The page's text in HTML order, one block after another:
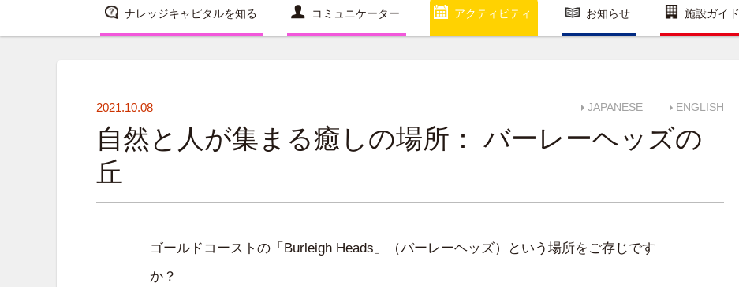
ナレッジキャピタルを知る コミュニケーター アクティビティ お知らせ 施設ガイド
JAPANESE ENGLISH
2021.10.08
自然と人が集まる癒しの場所： バーレーヘッズの
丘
ゴールドコーストの「Burleigh Heads」（バーレーヘッズ）という場所をご存じです
か？